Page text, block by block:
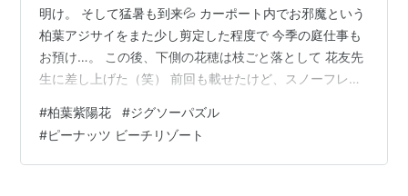
明け。 そして猛暑も到来💦 カーポート内でお邪魔という
柏葉アジサイをまた少し剪定した程度で 今季の庭仕事も
お預け…。 この後、下側の花穂は枝ごと落として 花友先
生に差し上げた（笑） 前回も載せたけど、スノーフレー
ンツ グレビレア ピーチ&クリームの花穂 ほんとユニーク
な形と色合いが面白い 見逃すとこだった…エキナセア ブ
ラックベリートリュフが一輪 あちこちで、ルドベキア タ
#柏葉紫陽花 #ジグソーパズル
#ピーナッツ ビーチリゾート